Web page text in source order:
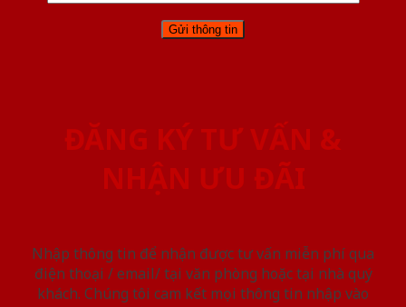
ĐĂNG KÝ TƯ VẤN &
NHẬN ƯU ĐÃI
Nhập thông tin để nhận được tư vấn miễn phí qua
điện thoại / email/ tại văn phòng hoặc tại nhà quý
khách. Chúng tôi cam kết mọi thông tin nhập vào